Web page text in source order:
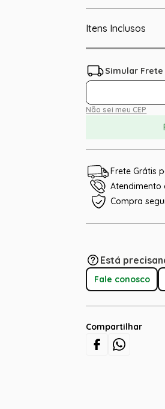
Itens Inclusos
Não sei meu CEP
Frete Grátis
Atendimento
Compra
Está
Fale conosco
Compartilhar